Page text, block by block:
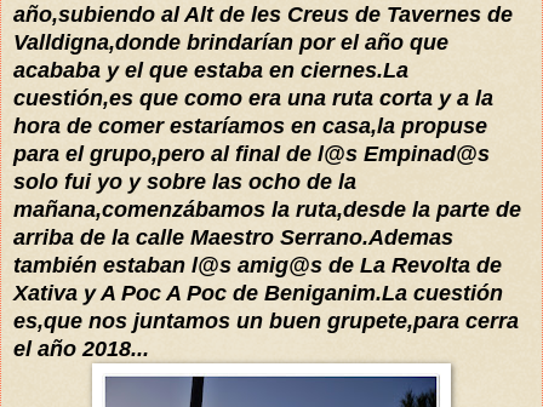
año,subiendo al Alt de les Creus de Tavernes de
Valldigna,donde brindarían por el año que
acababa y el que estaba en ciernes.La
cuestión,es que como era una ruta corta y a la
hora de comer estaríamos en casa,la propuse
para el grupo,pero al final de l@s Empinad@s
solo fui yo y sobre las ocho de la
mañana,comenzábamos la ruta,desde la parte de
arriba de la calle Maestro Serrano.Ademas
también estaban l@s amig@s de La Revolta de
Xativa y A Poc A Poc de Beniganim.La cuestión
es,que nos juntamos un buen grupete,para cerra
el año 2018...